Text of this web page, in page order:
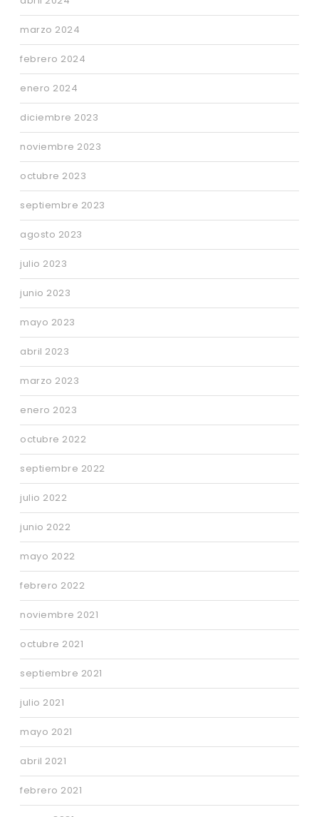
marzo 2024
febrero 2024
enero 2024
diciembre 2023
noviembre 2023
octubre 2023
septiembre 2023
agosto 2023
julio 2023
junio 2023
mayo 2023
abril 2023
marzo 2023
enero 2023
octubre 2022
septiembre 2022
julio 2022
junio 2022
mayo 2022
febrero 2022
noviembre 2021
octubre 2021
septiembre 2021
julio 2021
mayo 2021
abril 2021
febrero 2021